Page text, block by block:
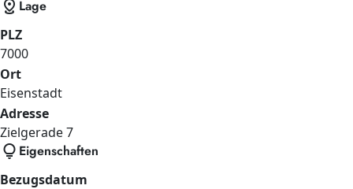
distance Lage
PLZ
7000
Ort
Eisenstadt
Adresse
Zielgerade7
lightbulb Eigenschaften
Bezugsdatum